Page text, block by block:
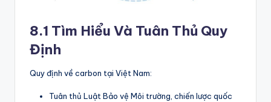
8.1 Tìm Hiểu Và Tuân Thủ Quy
Định
Quy định về carbon tại Việt Nam:
Tuân thủ Luật Bảo vệ Môi trường, chiến lược quốc